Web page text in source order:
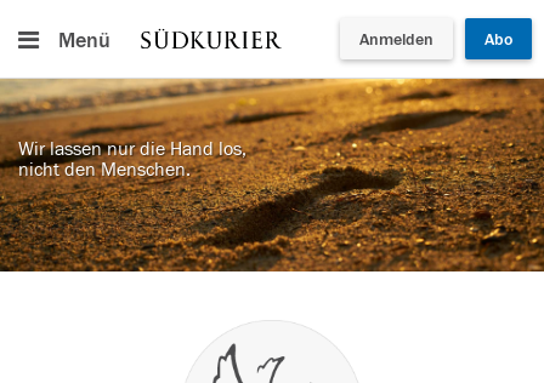
Menü Anmelden Abo
Wir lassen nur die Hand los,
nicht den Menschen.